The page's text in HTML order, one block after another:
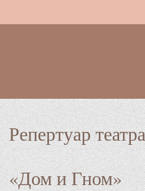
Репертуар театра
«Дом и Гном»